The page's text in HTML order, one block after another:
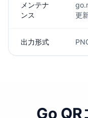
メンテナ
ンス
更
出力形式
Go QR